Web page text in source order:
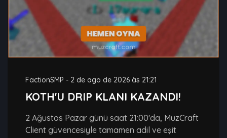
FactionSMP - 2 de ago de 2026 às 21:21
KOTH'U DRIP KLANI KAZANDI!
2 Ağustos Pazar günü saat 21:00'da, MuzCraft
Client güvencesiyle tamamen adil ve eşit